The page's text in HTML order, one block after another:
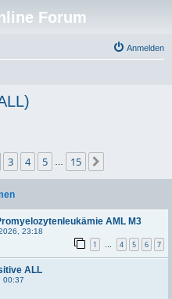
Forum
Anmelden
3 4 5 15
AML M3
23:18
1 … 4 5 6 7
ALL
00:37